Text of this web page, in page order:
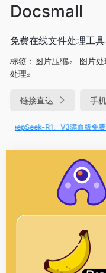
Docsmall
免费在线文件处理工具
标签： 图片压缩 图片处
处理
链接直达 手
R1、V3满血版免费用！-